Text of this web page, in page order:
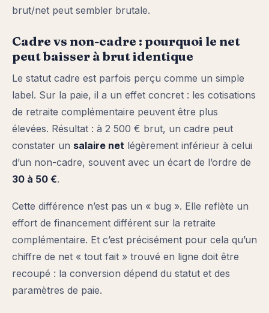
brut/net peut sembler brutale.
Cadre vs non-cadre : pourquoi le net
peut baisser à brut identique
Le statut cadre est parfois perçu comme un simple
label. Sur la paie, il a un effet concret : les cotisations
de retraite complémentaire peuvent être plus
élevées. Résultat : à 2 500 € brut, un cadre peut
constater un salaire net légèrement inférieur à celui
d’un non-cadre, souvent avec un écart de l’ordre de
30 à 50 €.
Cette différence n’est pas un « bug ». Elle reflète un
effort de financement différent sur la retraite
complémentaire. Et c’est précisément pour cela qu’un
chiffre de net « tout fait » trouvé en ligne doit être
recoupé : la conversion dépend du statut et des
paramètres de paie.